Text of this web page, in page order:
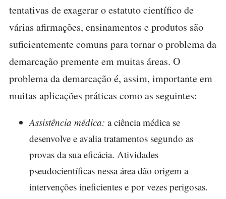
tentativas de exagerar o estatuto científico de
várias afirmações, ensinamentos e produtos são
suficientemente comuns para tornar o problema da
demarcação premente em muitas áreas. O
problema da demarcação é, assim, importante em
muitas aplicações práticas como as seguintes:
Assistência médica: a ciência médica se
desenvolve e avalia tratamentos segundo as
provas da sua eficácia. Atividades
pseudocientíficas nessa área dão origem a
intervenções ineficientes e por vezes perigosas.